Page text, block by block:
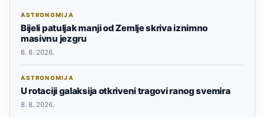
ASTRONOMIJA
Bijeli patuljak manji od Zemlje skriva iznimno
masivnu jezgru
8. 8. 2026.
ASTRONOMIJA
U rotaciji galaksija otkriveni tragovi ranog svemira
8. 8. 2026.